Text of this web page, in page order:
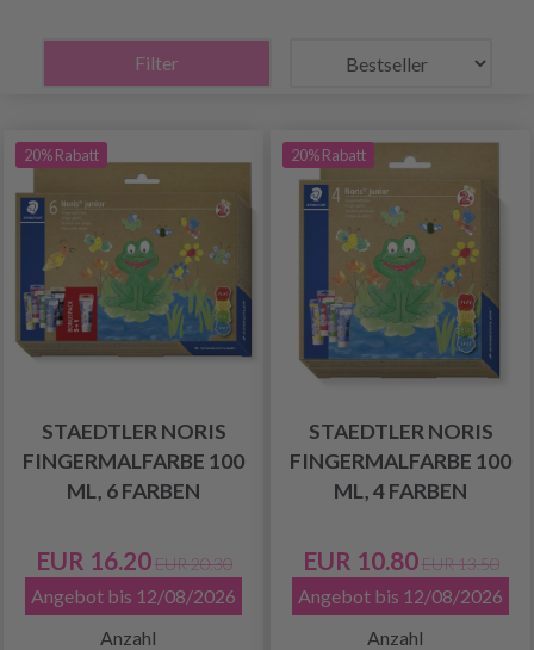
Filter
20% Rabatt
STAEDTLER NORIS
FINGERMALFARBE 100
ML, 6 FARBEN
EUR 16.20 EUR 20.30
Angebot bis 12/08/2026
Anzahl
20% Rabatt
STAEDTLER NORIS
FINGERMALFARBE 100
ML, 4 FARBEN
EUR 10.80 EUR 13.50
Angebot bis 12/08/2026
Anzahl